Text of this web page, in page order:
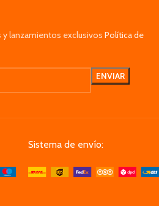
lanzamientos exclusivos Política de
Sistema de envío: